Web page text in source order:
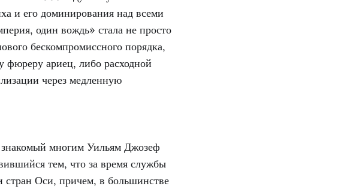
и его доминирования над всеми
один вождь» стала не просто
бескомпромиссного порядка,
фюреру ариец, либо расходной
через медленную
многим Уильям Джозеф
тем, что за время службы
стран Оси, причем, в большинстве